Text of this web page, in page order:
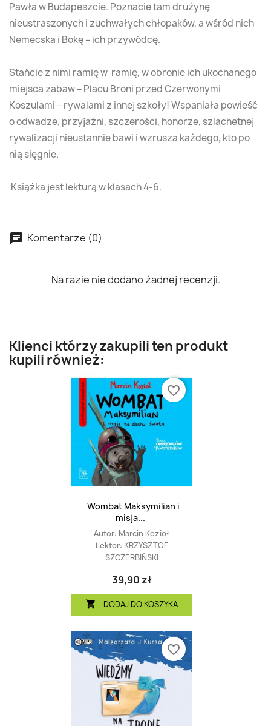
Pawła w Budapeszcie. Poznacie tam drużynę
nieustraszonych i zuchwałych chłopaków, a wśród nich
Nemecska i Bokę – ich przywódcę.
Stańcie z nimi ramię w ramię, w obronie ich ukochanego
miejsca zabaw – Placu Broni przed Czerwonymi
Koszulami – rywalami z innej szkoły! Wspaniała powieść
o odwadze, przyjaźni, szczerości, honorze, szlachetnej
rywalizacji nieustannie bawi i wzrusza każdego, kto po
nią sięgnie.
Książka jest lekturą w klasach 4-6.
Komentarze (0)
Na razie nie dodano żadnej recenzji.
Klienci którzy zakupili ten produkt
kupili również:
Wombat Maksymilian i
misja...
Autor: Marcin Kozioł
Lektor: KRZYSZTOF
SZCZERBIŃSKI
39,90 zł
 DODAJ DO KOSZYKA
favorite_border
favorite_border